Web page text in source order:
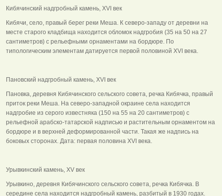
Кибячинский надгробный камень, ХVI век
Кибячи, село, правый берег реки Меша. К северо-западу от деревни на
месте старого кладбища находится обломок надгробия (35 на 50 на 27
сантиметров) с рельефными орнаментами на бордюре. По
типологическим элементам датируется первой половиной ХVI века.
Пановский надгробный камень, ХVI век
Пановка, деревня Кибячинского сельского совета, речка Кибячка, правый
приток реки Меша. На северо-западной окраине села находится
надгробие из серого известняка (150 на 55 на 20 сантиметров) с
рельефной арабско-татарской надписью и растительным орнаментом на
бордюре и в верхней деформированной части. Такая же надпись на
боковых сторонах. Дата: первая половина ХVI века.
Урывкинский камень, ХV век
Урывкино, деревня Кибячинского сельского совета, речка Кибячка. В
середине села находится надгробный камень, разбитый в 1930 годах.